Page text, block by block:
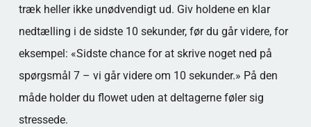
træk heller ikke unødvendigt ud. Giv holdene en klar
nedtælling i de sidste 10 sekunder, før du går videre, for
eksempel: «Sidste chance for at skrive noget ned på
spørgsmål 7 – vi går videre om 10 sekunder.» På den
måde holder du flowet uden at deltagerne føler sig
stressede.